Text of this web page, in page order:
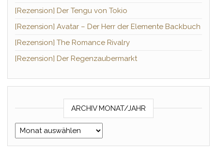
[Rezension] Der Tengu von Tokio
[Rezension] Avatar – Der Herr der Elemente Backbuch
[Rezension] The Romance Rivalry
[Rezension] Der Regenzaubermarkt
ARCHIV MONAT/JAHR
Archiv Monat/Jahr